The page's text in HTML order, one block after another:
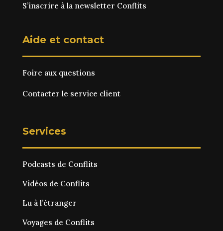
S’inscrire à la newsletter Conflits
Aide et contact
Foire aux questions
Contacter le service client
Services
Podcasts de Conflits
Vidéos de Conflits
Lu à l’étranger
Voyages de Conflits